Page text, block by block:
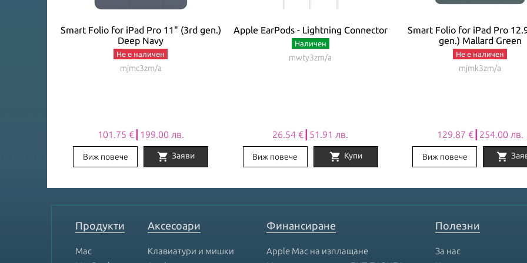
Smart Folio for iPad Pro 11" (3rd gen.)
Deep Navy
Не е наличен
mjmc3zm/a
101.75 €┃199.00 лв.
Виж повече shopping_cart Заяви
Apple EarPods - Lightning Connector
Наличен
mwty3zm/a
26.54 €┃51.91 лв.
Виж повече shopping_cart Купи
Smart Folio for iPad Pro
gen.) Mallard Green
Не е наличен
mjmk3zm/a
129.87 €┃254.00 лв.
Виж повече shopping_cart
1
Продукти
Mac
Аксесоари
Клавиатури и мишки
Финансиране
Apple Mac на изплащане
Полезни
За нас